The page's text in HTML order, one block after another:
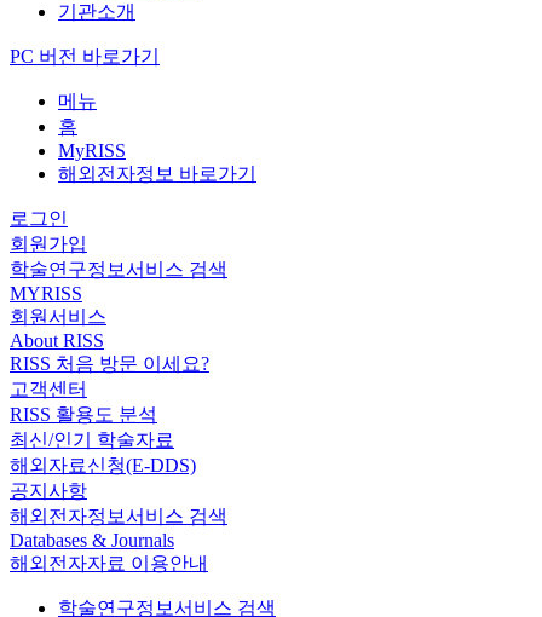
기관소개
PC 버전 바로가기
메뉴
홈
MyRISS
해외전자정보 바로가기
로그인
회원가입
학술연구정보서비스 검색
MYRISS
회원서비스
About RISS
RISS 처음 방문 이세요?
고객센터
RISS 활용도 분석
최신/인기 학술자료
해외자료신청(E-DDS)
공지사항
해외전자정보서비스 검색
Databases & Journals
해외전자자료 이용안내
학술연구정보서비스 검색